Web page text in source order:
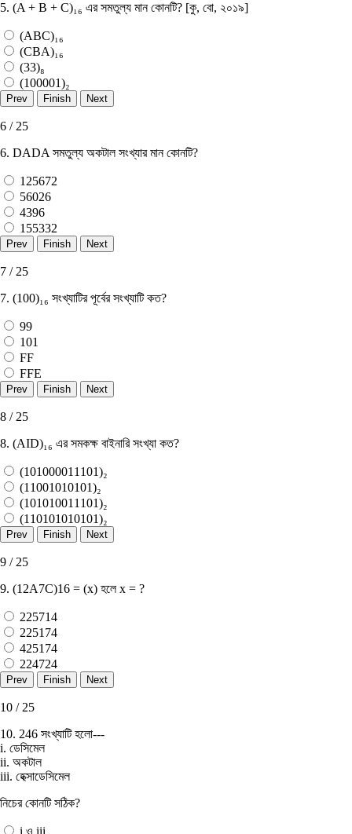
5. (A + B + C)₁₆ এর সমতুল্য মান কোনটি? [কু, বাে, ২০১৯]
(ABC)₁₆
(CBA)₁₆
(33)₈
(100001)₂
6 / 25
6. DADA সমতুল্য অকটাল সংখ্যার মান কোনটি?
125672
56026
4396
155332
7 / 25
7. (100)₁₆ সংখ্যাটির পূর্বের সংখ্যাটি কত?
99
101
FF
FFE
8 / 25
8. (AID)₁₆ এর সমকক্ষ বাইনারি সংখ্যা কত?
(101000011101)₂
(11001010101)₂
(101010011101)₂
(110101010101)₂
9 / 25
9. (12A7C)16 = (x) হলে x = ?
225714
225174
425174
224724
10 / 25
10. 246 সংখ্যাটি হলো---
i. ডেসিমেল
ii. অকটাল
iii. হেক্সাডেসিমেল
নিচের কোনটি সঠিক?